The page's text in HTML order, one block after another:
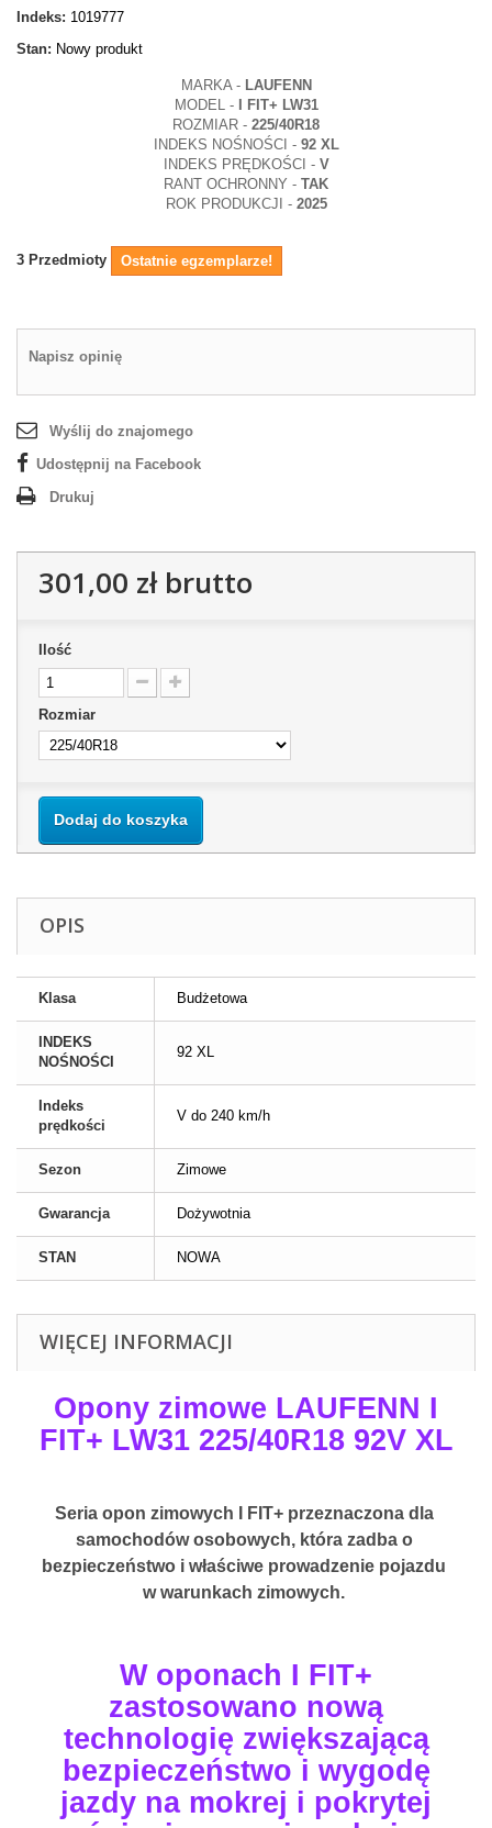
Indeks: 1019777
Stan: Nowy produkt
MARKA - LAUFENN
MODEL -
I FIT+ LW31
ROZMIAR - 225/40R18
INDEKS NOŚNOŚCI - 92 XL
INDEKS PRĘDKOŚCI - V
RANT OCHRONNY - TAK
ROK PRODUKCJI - 2025
3 Przedmioty Ostatnie egzemplarze!
Napisz opinię
Wyślij do znajomego
Udostępnij na Facebook
Drukuj
301,00 złbrutto
Ilość
Rozmiar
Dodaj do koszyka
OPIS
Klasa Budżetowa
INDEKS
NOŚNOŚCI
92 XL
Indeks
prędkości
V do 240 km/h
Sezon Zimowe
Gwarancja Dożywotnia
STAN NOWA
WIĘCEJ INFORMACJI
Opony zimowe LAUFENN I
FIT+ LW31 225/40R18 92V XL
Seria opon zimowych I FIT+ przeznaczona dla
samochodów osobowych, która zadba o
bezpieczeństwo i właściwe prowadzenie pojazdu
w warunkach zimowych.
W oponach I FIT+
zastosowano nową
technologię zwiększającą
bezpieczeństwo i wygodę
jazdy na mokrej i pokrytej